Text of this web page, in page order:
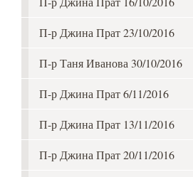
П-р Джина Прат 23/10/2016
П-р Таня Иванова 30/10/2016
П-р Джина Прат 6/11/2016
П-р Джина Прат 13/11/2016
П-р Джина Прат 20/11/2016